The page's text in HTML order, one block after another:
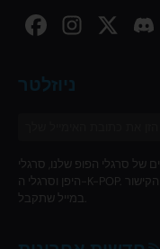
ניוזלטר
של סרגלי הפופ שלנו, סרגלי
היפן וסרגלי ה-K-POP. תצטרך לאשר את המנוי שלך על ידי לחיצה על הקישור
במייל שתקבל.